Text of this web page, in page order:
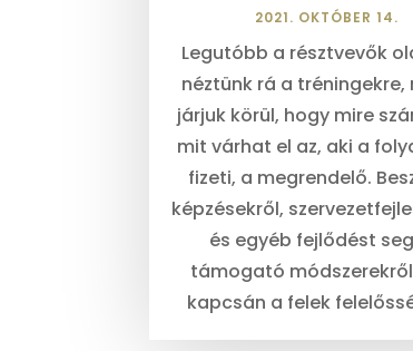
2021. OKTÓBER 14.
Legutóbb a résztvevők
néztünk rá a tréningekre,
járjuk körül, hogy mire
mit várhat el az, aki a
fizeti, a megrendelő.
képzésekről,
és egyéb fejlődést
támogató
kapcsán a felek